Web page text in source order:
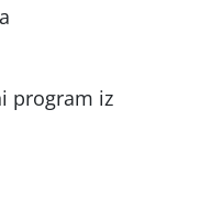
program iz